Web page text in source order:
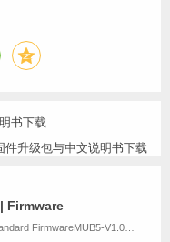
书下载
件升级包与中文说明书下载
Firmware